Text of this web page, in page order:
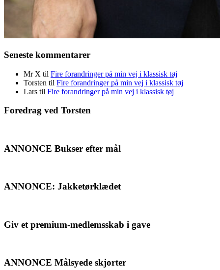
Seneste kommentarer
Mr X til Fire forandringer på min vej i klassisk tøj
Torsten til Fire forandringer på min vej i klassisk tøj
Lars til Fire forandringer på min vej i klassisk tøj
Foredrag ved Torsten
ANNONCE Bukser efter mål
ANNONCE: Jakketørklædet
Giv et premium-medlemsskab i gave
ANNONCE Målsyede skjorter